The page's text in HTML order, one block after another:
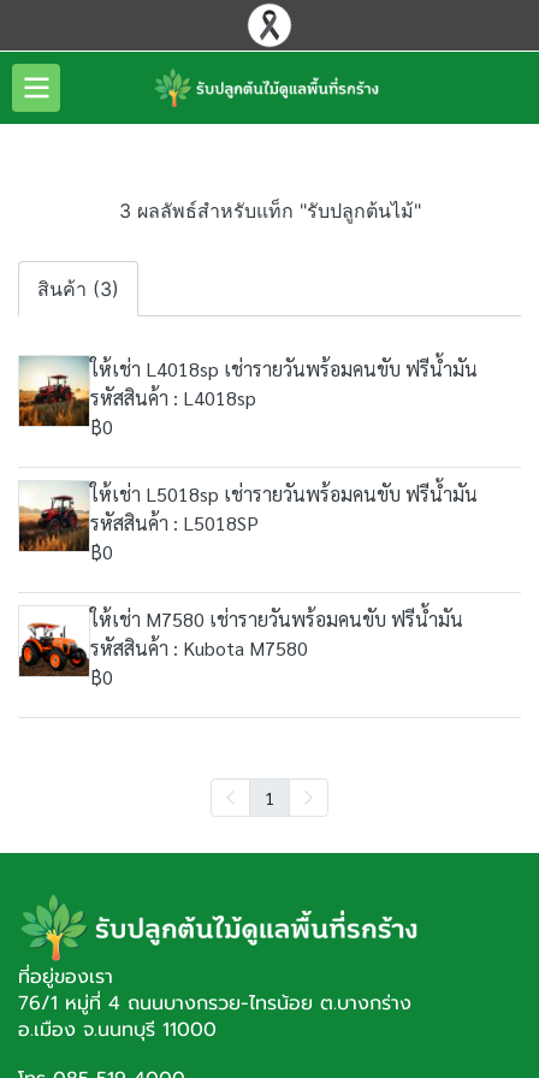
3 ผลลัพธ์สำหรับแท็ก "รับปลูกต้นไม้"
สินค้า (3)
ให้เช่า L4018sp เช่ารายวันพร้อมคนขับ ฟรีน้ำมัน
รหัสสินค้า : L4018sp
฿0
ให้เช่า L5018sp เช่ารายวันพร้อมคนขับ ฟรีน้ำมัน
รหัสสินค้า : L5018SP
฿0
ให้เช่า M7580 เช่ารายวันพร้อมคนขับ ฟรีน้ำมัน
รหัสสินค้า : Kubota M7580
฿0
1
ที่อยู่ของเรา
76/1 หมู่ที่ 4 ถนนบางกรวย-ไทรน้อย ต.บางกร่าง
อ.เมือง จ.นนทบุรี 11000